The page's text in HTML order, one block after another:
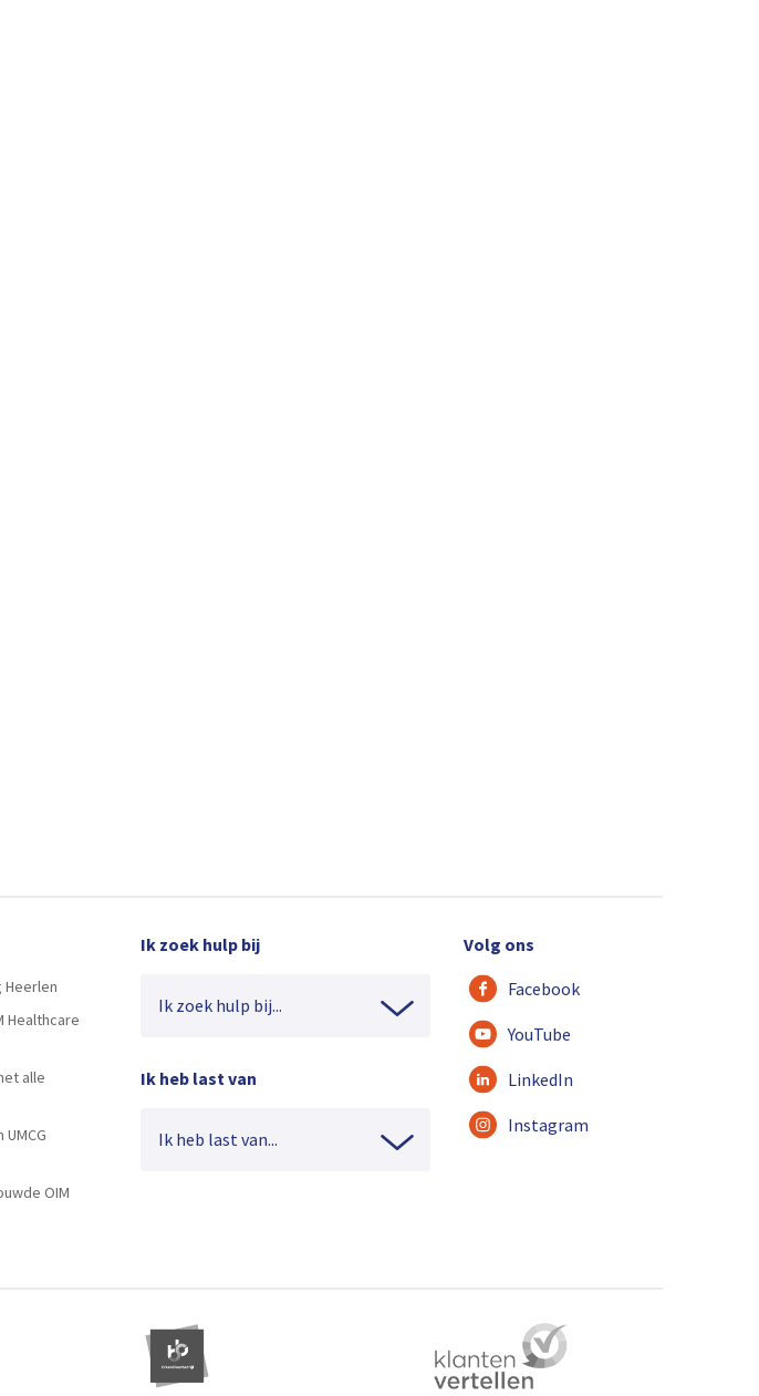
Heerlen
Healthcare
alle
OIM
Ik zoek hulp bij
Ik zoek hulp bij...
Ik heb last van
Ik heb last van...
Volg ons
Facebook
YouTube
LinkedIn
Instagram